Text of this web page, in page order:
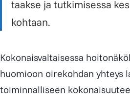
taakse ja tutkimisessa
kohtaan.
Kokonaisvaltaisessa
huomioon oirekohdan yhteys
toiminnalliseen